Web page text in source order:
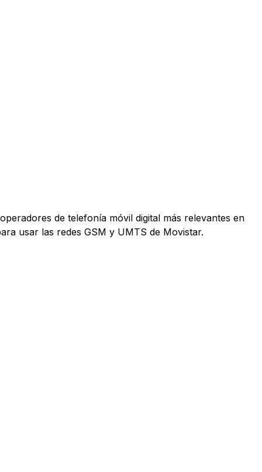
de telefonía móvil digital más relevantes en
usar las redes GSM y UMTS de Movistar.